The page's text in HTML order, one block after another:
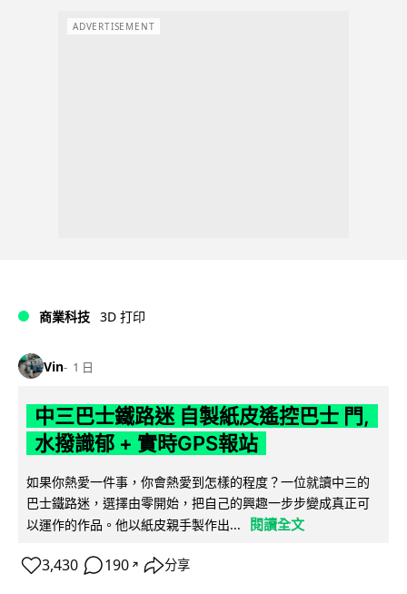
ADVERTISEMENT
商業科技 3D 打印
Vin 1 日
中三巴士鐵路迷 自製紙皮遙控巴士 門,
水撥識郁 + 實時GPS報站
如果你熱愛一件事，你會熱愛到怎樣的程度？一位就讀中三的
巴士鐵路迷，選擇由零開始，把自己的興趣一步步變成真正可
以運作的作品。他以紙皮親手製作出...
閱讀全文
3,430 190 ↗ 分享